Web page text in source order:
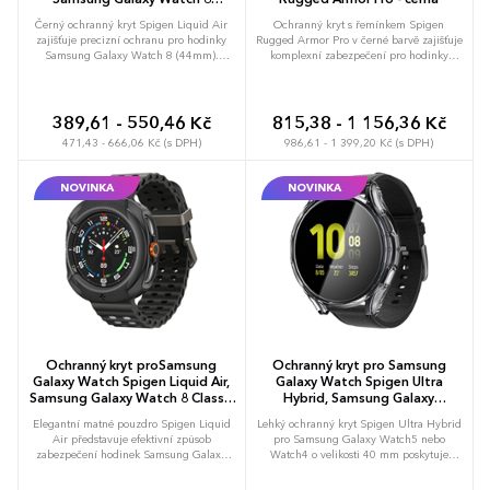
Černý ochranný kryt Spigen Liquid Air
zajišťuje precizní ochranu pro hodinky
Samsung Galaxy Watch 8 (44mm).
Chrání citlivý displej před poškozením
vyvýšeným profilem hran a zachovává
plnou funkčnost ovládacích prvků. Tvarově
hmotnost a spolehlivě tlumí nárazy při
každodenním používání. Možnost
brandingu: Produkt lze opatřit potiskem
dle vašich požadavků. Rádi vám
doporučíme nejvhodnější technologii
potisku s ohledem na design i váš
rozpočet.
389,61 - 550,46 Kč
471,43 - 666,06 Kč (s DPH)
Ochranný kryt s řemínkem Spigen
Rugged Armor Pro v černé barvě zajišťuje
komplexní zabezpečení pro hodinky
dopady a chrání hrany hodinek před
oděrkami a jiným mechanickým
poškozením. Ponechává volný přístup ke
čímž neomezuje sportovní ani zdravotní
funkce. Zvýšený lem kolem ciferníku
zabraňuje přímému kontaktu skla s
podložkou a integrovaný pásek zaručuje
pevné upnutí za jakýchkoliv podmínek.
Možnost brandingu: Produkt lze opatřit
potiskem dle vašich požadavků. Rádi vám
doporučíme nejvhodnější technologii
potisku s ohledem na design i váš
rozpočet.
815,38 - 1 156,36 Kč
986,61 - 1 399,20 Kč (s DPH)
NOVINKA
Ochranný kryt proSamsung
Galaxy Watch Spigen Liquid Air,
Samsung Galaxy Watch 8 Classic
Elegantní matné pouzdro Spigen Liquid
Air představuje efektivní způsob
zabezpečení hodinek Samsung Galaxy
NOVINKA
Ochranný kryt pro Samsung
Galaxy Watch Spigen Ultra
Hybrid, Samsung Galaxy
transparentní
Lehký ochranný kryt Spigen Ultra Hybrid
pro Samsung Galaxy Watch5 nebo
Watch4 o velikosti 40 mm poskytuje